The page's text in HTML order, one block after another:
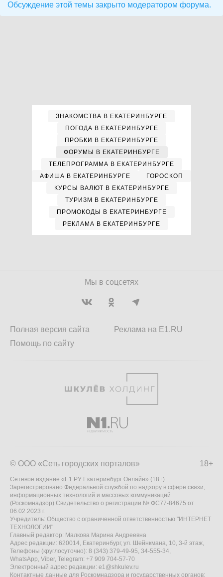
Обсуждение этой темы закрыто модератором форума.
ЗНАКОМСТВА В ЕКАТЕРИНБУРГЕ
ПОГОДА В ЕКАТЕРИНБУРГЕ
ПРОБКИ В ЕКАТЕРИНБУРГЕ
ФОРУМЫ В ЕКАТЕРИНБУРГЕ
ТЕЛЕПРОГРАММА В ЕКАТЕРИНБУРГЕ
АФИША В ЕКАТЕРИНБУРГЕ
ГОРОСКОП
КУРСЫ ВАЛЮТ В ЕКАТЕРИНБУРГЕ
ТУРИЗМ В ЕКАТЕРИНБУРГЕ
ПРОМОКОДЫ В ЕКАТЕРИНБУРГЕ
РЕКЛАМА В ЕКАТЕРИНБУРГЕ
Мы в соцсетях
Полная версия сайта
Помощь по сайту
Реклама на E1.RU
18+
© ООО «Сеть городских порталов»
Сетевое издание «Е1.РУ Екатеринбург Онлайн» (18+)
Зарегистрировано Федеральной службой по надзору в сфере связи,
информационных технологий и массовых коммуникаций
(Роскомнадзор) Свидетельство о регистрации № ФС77-84675 от
06.02.2023 г.
Учредитель: Общество с ограниченной ответственностью "ИНТЕРНЕТ
ТЕХНОЛОГИИ"
Главный редактор: Малкова Марина Андреевна
Адрес редакции: 620014, Екатеринбург, ул. Шейнкмана, 10, 3-й этаж,
Телефоны (круглосуточно): 8 (343) 379-49-95, 34-555-34,
WhatsApp, Viber, Telegram: +7 909 704-57-70
Электронный адрес редакции: e1@shkulev.ru
Контактные данные для Роскомнадзора и государственных органов: